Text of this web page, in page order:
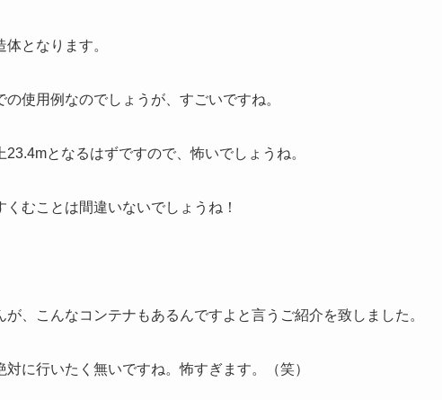
となります。
使用例なのでしょうが、すごいですね。
となるはずですので、怖いでしょうね。
むことは間違いないでしょうね！
、こんなコンテナもあるんですよと言うご紹介を致しました。
に行いたく無いですね。怖すぎます。（笑）